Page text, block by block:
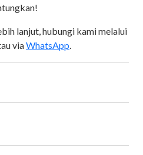
lanjut, hubungi kami melalui
viaWhatsApp.